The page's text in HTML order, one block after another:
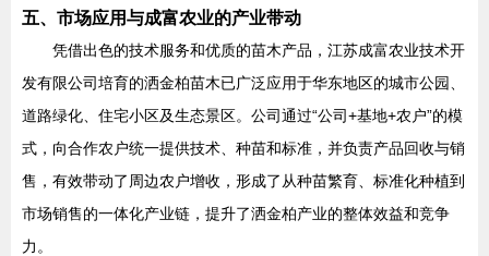
五、市场应用与成富农业的产业带动
凭借出色的技术服务和优质的苗木产品，江苏成富农业技术开
发有限公司培育的洒金柏苗木已广泛应用于华东地区的城市公园、
道路绿化、住宅小区及生态景区。公司通过“公司+基地+农户”的模
式，向合作农户统一提供技术、种苗和标准，并负责产品回收与销
售，有效带动了周边农户增收，形成了从种苗繁育、标准化种植到
市场销售的一体化产业链，提升了洒金柏产业的整体效益和竞争
力。